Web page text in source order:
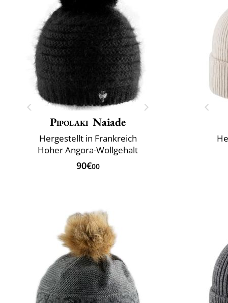
Pipolaki Naiade
Hergestellt in Frankreich
Hoher Angora-Wollgehalt
90€00